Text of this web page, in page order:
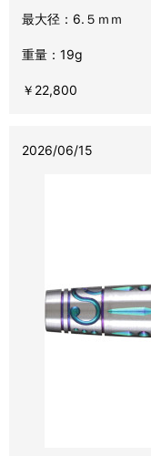
最大径：6.５ｍｍ
重量：19g
￥22,800
2026/06/15